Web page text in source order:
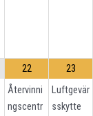
22
Återvinni
ngscentr
23
Luftgevär
sskytte